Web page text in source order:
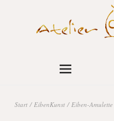
Start / EibenKunst / Eiben-Amulette